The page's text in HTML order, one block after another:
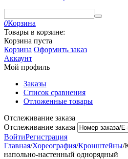
0Корзина
Товары в корзине:
Корзина пуста
Корзина Оформить заказ
Аккаунт
Мой профиль
Заказы
Список сравнения
Отложенные товары
Отслеживание заказа
Отслеживание заказа
ВойтиРегистрация
Главная/Хореография/Кронштейны/
напольно-настенный однорядный